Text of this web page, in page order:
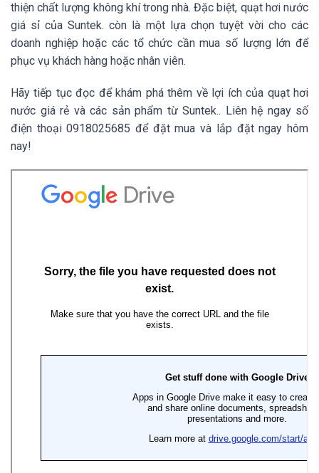
thiện chất lượng không khí trong nhà. Đặc biệt, quạt hơi nước
giá sỉ củaSuntek. còn là một lựa chọn tuyệt vời cho các
doanh nghiệp hoặc các tổ chức cần mua số lượng lớn để
phục vụ khách hàng hoặc nhân viên.
Hãy tiếp tục đọc để khám phá thêm về lợi ích của quạt hơi
nước giá rẻ và các sản phẩm từ Suntek.. Liên hệ ngay số
điện thoại 0918025685 để đặt mua và lắp đặt ngay hôm
nay!